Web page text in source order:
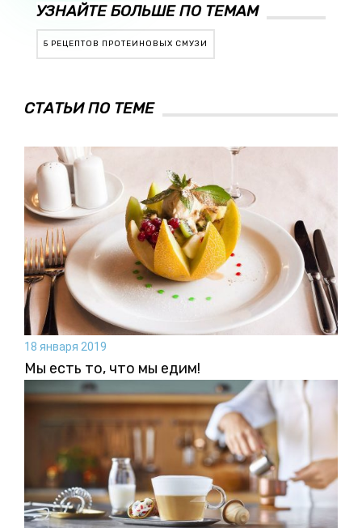
УЗНАЙТЕ БОЛЬШЕ ПО ТЕМАМ
5 РЕЦЕПТОВ ПРОТЕИНОВЫХ СМУЗИ
СТАТЬИ ПО ТЕМЕ
18 января 2019
Мы есть то, что мы едим!